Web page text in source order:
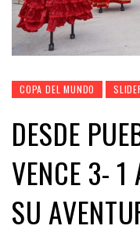
COPA DEL MUNDO
DESDE
VENCE 3- 1
SU